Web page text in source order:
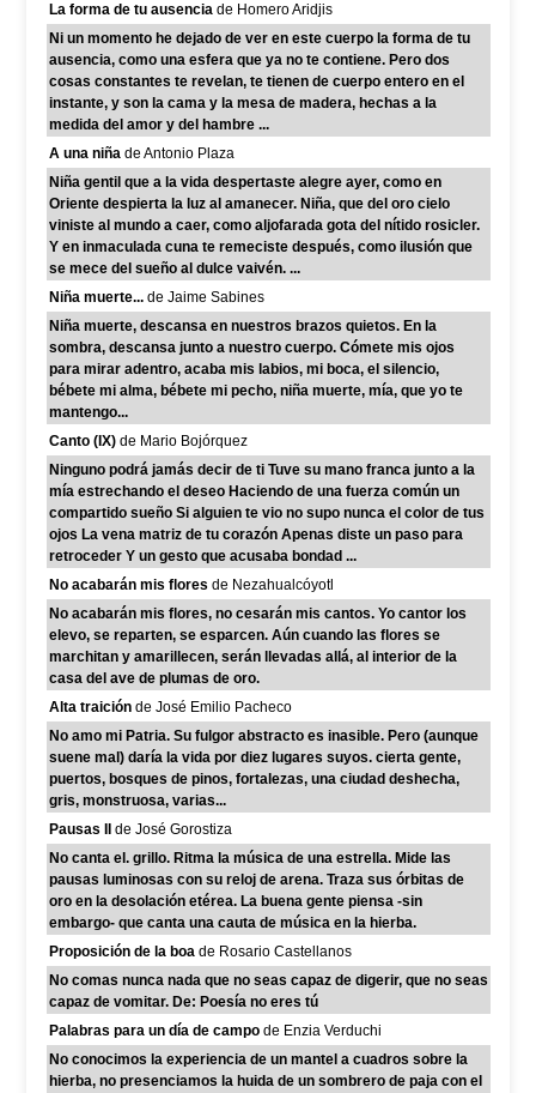
La forma de tu ausencia de Homero Aridjis
Ni un momento he dejado de ver en este cuerpo la forma de tu
ausencia, como una esfera que ya no te contiene. Pero dos
cosas constantes te revelan, te tienen de cuerpo entero en el
instante, y son la cama y la mesa de madera, hechas a la
medida del amor y del hambre ...
A una niña de Antonio Plaza
Niña gentil que a la vida despertaste alegre ayer, como en
Oriente despierta la luz al amanecer. Niña, que del oro cielo
viniste al mundo a caer, como aljofarada gota del nítido rosicler.
Y en inmaculada cuna te remeciste después, como ilusión que
se mece del sueño al dulce vaivén. ...
Niña muerte... de Jaime Sabines
Niña muerte, descansa en nuestros brazos quietos. En la
sombra, descansa junto a nuestro cuerpo. Cómete mis ojos
para mirar adentro, acaba mis labios, mi boca, el silencio,
bébete mi alma, bébete mi pecho, niña muerte, mía, que yo te
mantengo...
Canto (IX) de Mario Bojórquez
Ninguno podrá jamás decir de ti Tuve su mano franca junto a la
mía estrechando el deseo Haciendo de una fuerza común un
compartido sueño Si alguien te vio no supo nunca el color de tus
ojos La vena matriz de tu corazón Apenas diste un paso para
retroceder Y un gesto que acusaba bondad ...
No acabarán mis flores de Nezahualcóyotl
No acabarán mis flores, no cesarán mis cantos. Yo cantor los
elevo, se reparten, se esparcen. Aún cuando las flores se
marchitan y amarillecen, serán llevadas allá, al interior de la
casa del ave de plumas de oro.
Alta traición de José Emilio Pacheco
No amo mi Patria. Su fulgor abstracto es inasible. Pero (aunque
suene mal) daría la vida por diez lugares suyos. cierta gente,
puertos, bosques de pinos, fortalezas, una ciudad deshecha,
gris, monstruosa, varias...
Pausas II de José Gorostiza
No canta el. grillo. Ritma la música de una estrella. Mide las
pausas luminosas con su reloj de arena. Traza sus órbitas de
oro en la desolación etérea. La buena gente piensa -sin
embargo- que canta una cauta de música en la hierba.
Proposición de la boa de Rosario Castellanos
No comas nunca nada que no seas capaz de digerir, que no seas
capaz de vomitar. De: Poesía no eres tú
Palabras para un día de campo de Enzia Verduchi
No conocimos la experiencia de un mantel a cuadros sobre la
hierba, no presenciamos la huida de un sombrero de paja con el